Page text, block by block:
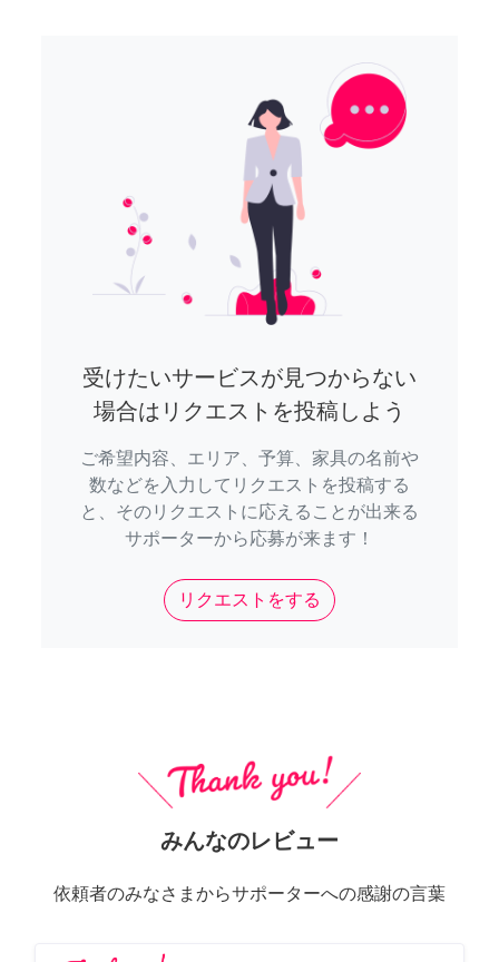
受けたいサービスが見つからない
場合はリクエストを投稿しよう
ご希望内容、エリア、予算、家具の名前や
数などを入力してリクエストを投稿する
と、そのリクエストに応えることが出来る
サポーターから応募が来ます！
リクエストをする
みんなのレビュー
依頼者のみなさまからサポーターへの感謝の言葉